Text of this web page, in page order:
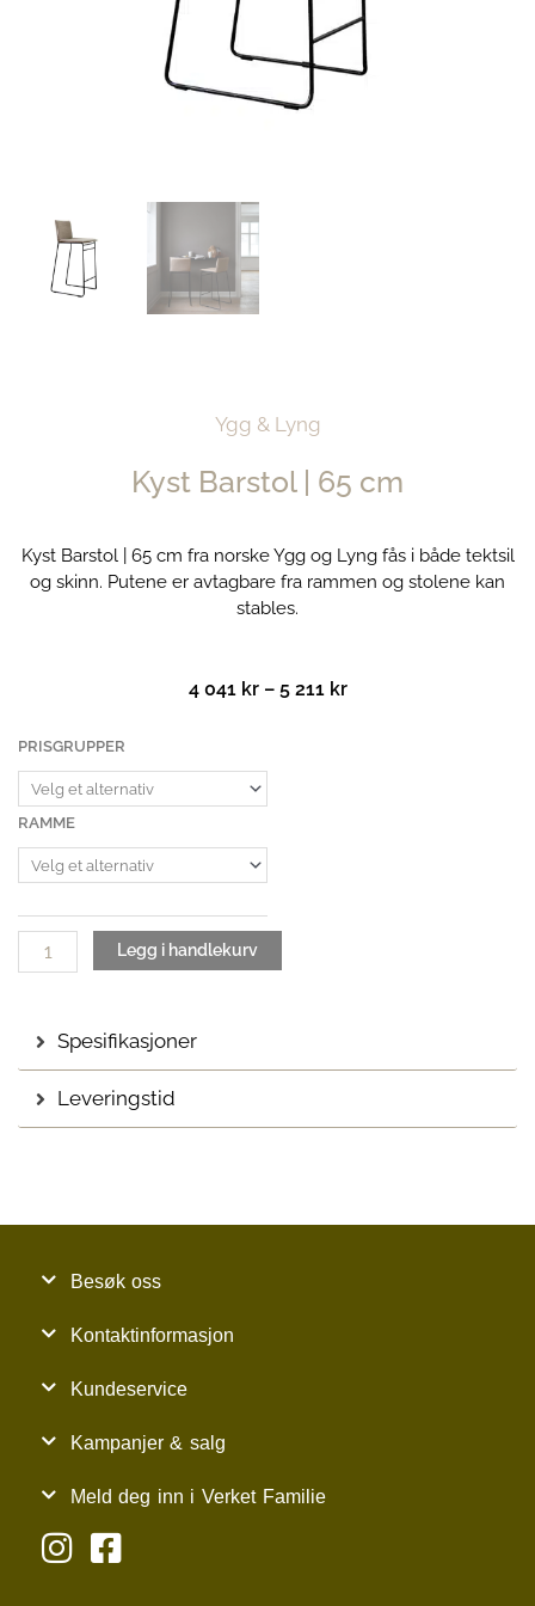
Ygg & Lyng
Kyst Barstol | 65 cm
Kyst Barstol | 65 cm fra norske Ygg og Lyng fås i både tektsil
og skinn. Putene er avtagbare fra rammen og stolene kan
stables.
4 041 kr – 5 211 krPrisområde:
PRISGRUPPER
RAMME
Kyst
Barstol
65
cm
antall
Legg i handlekurv
Spesifikasjoner
Leveringstid
Besøk oss
Kontaktinformasjon
Kundeservice
Kampanjer & salg
Meld deg inn i Verket Familie